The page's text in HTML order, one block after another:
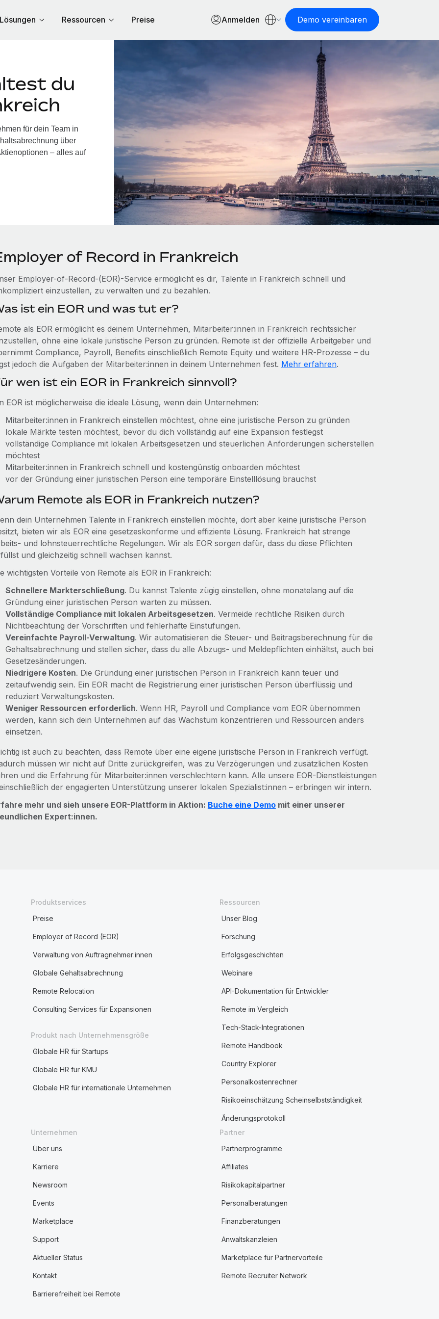
Lösungen Ressourcen Preise Anmelden Demo vereinbaren
du
für dein Team in
über
– alles auf
of Record in Frankreich
Employer-of-Record-(EOR)-Service ermöglicht es dir, Talente in Frankreich schnell und
einzustellen, zu verwalten und zu bezahlen.
ist ein EOR und was tut er?
als EOR ermöglicht es deinem Unternehmen, Mitarbeiter:innen in Frankreich rechtssicher
ohne eine lokale juristische Person zu gründen. Remote ist der offizielle Arbeitgeber und
Compliance, Payroll, Benefits einschließlich Remote Equity und weitere HR‑Prozesse – du
jedoch die Aufgaben der Mitarbeiter:innen in deinem Unternehmen fest. Mehr erfahren.
wen ist ein EOR in Frankreich sinnvoll?
EOR ist möglicherweise die ideale Lösung, wenn dein Unternehmen:
Mitarbeiter:innen in Frankreich einstellen möchtest, ohne eine juristische Person zu gründen
lokale Märkte testen möchtest, bevor du dich vollständig auf eine Expansion festlegst
vollständige Compliance mit lokalen Arbeitsgesetzen und steuerlichen Anforderungen sicherstellen
möchtest
Mitarbeiter:innen in Frankreich schnell und kostengünstig onboarden möchtest
vor der Gründung einer juristischen Person eine temporäre Einstelllösung brauchst
Remote als EOR in Frankreich nutzen?
dein Unternehmen Talente in Frankreich einstellen möchte, dort aber keine juristische Person
bieten wir als EOR eine gesetzeskonforme und effiziente Lösung. Frankreich hat strenge
und lohnsteuerrechtliche Regelungen. Wir als EOR sorgen dafür, dass du diese Pflichten
und gleichzeitig schnell wachsen kannst.
wichtigsten Vorteile von Remote als EOR in Frankreich:
Schnellere Markterschließung. Du kannst Talente zügig einstellen, ohne monatelang auf die
Gründung einer juristischen Person warten zu müssen.
Vollständige Compliance mit lokalen Arbeitsgesetzen. Vermeide rechtliche Risiken durch
Nichtbeachtung der Vorschriften und fehlerhafte Einstufungen.
Vereinfachte Payroll-Verwaltung. Wir automatisieren die Steuer- und Beitragsberechnung für die
Gehaltsabrechnung und stellen sicher, dass du alle Abzugs- und Meldepflichten einhältst, auch bei
Gesetzesänderungen.
Niedrigere Kosten. Die Gründung einer juristischen Person in Frankreich kann teuer und
zeitaufwendig sein. Ein EOR macht die Registrierung einer juristischen Person überflüssig und
reduziert Verwaltungskosten.
Weniger Ressourcen erforderlich. Wenn HR, Payroll und Compliance vom EOR übernommen
werden, kann sich dein Unternehmen auf das Wachstum konzentrieren und Ressourcen anders
einsetzen.
ist auch zu beachten, dass Remote über eine eigene juristische Person in Frankreich verfügt.
müssen wir nicht auf Dritte zurückgreifen, was zu Verzögerungen und zusätzlichen Kosten
und die Erfahrung für Mitarbeiter:innen verschlechtern kann. Alle unsere EOR-Dienstleistungen
der engagierten Unterstützung unserer lokalen Spezialist:innen – erbringen wir intern.
mehr und sieh unsere EOR-Plattform in Aktion: Buche eine Demomit einer unserer
Expert:innen.
Produktservices
Preise
Employer of Record (EOR)
Verwaltung von Auftragnehmer:innen
Globale Gehaltsabrechnung
Remote Relocation
Consulting Services für Expansionen
Produkt nach Unternehmensgröße
Globale HR für Startups
Globale HR für KMU
Globale HR für internationale Unternehmen
Ressourcen
Unser Blog
Forschung
Erfolgsgeschichten
Webinare
API-Dokumentation für Entwickler
Remote im Vergleich
Tech-Stack-Integrationen
Remote Handbook
Country Explorer
Personalkostenrechner
Risikoeinschätzung Scheinselbstständigkeit
Änderungsprotokoll
Unternehmen
Über uns
Karriere
Newsroom
Events
Marketplace
Support
Aktueller Status
Kontakt
Barrierefreiheit bei Remote
Partner
Partnerprogramme
Affiliates
Risikokapitalpartner
Personalberatungen
Finanzberatungen
Anwaltskanzleien
Marketplace für Partnervorteile
Remote Recruiter Network